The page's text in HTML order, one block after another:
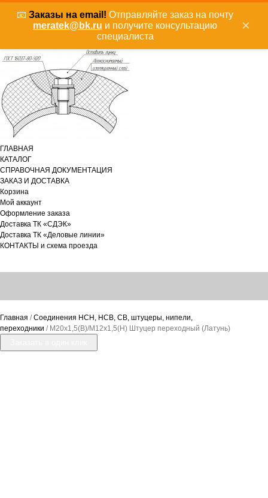
📧 Заказы на email! Отправляйте заказ на почту
meratek@bk.ru и получите консультацию
специалиста
×
ГЛАВНАЯ
КАТАЛОГ
СПРАВОЧНАЯ ДОКУМЕНТАЦИЯ
ЗАКАЗ И ДОСТАВКА
Корзина
Мой аккаунт
Оформление заказа
Доставка ТК «СДЭК»
Доставка ТК «Деловые линии»
КОНТАКТЫ и схема проезда
Главная /Соединения НСН, НСВ, СВ, штуцеры, нипели,
переходники / М20х1,5(В)/М12х1,5(Н) Штуцер переходный (Латунь)